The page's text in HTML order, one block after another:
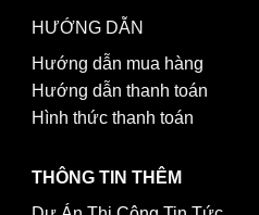
HƯỚNG DẪN
Hướng dẫn mua hàng
Hướng dẫn thanh toán
Hình thức thanh toán
THÔNG TIN THÊM